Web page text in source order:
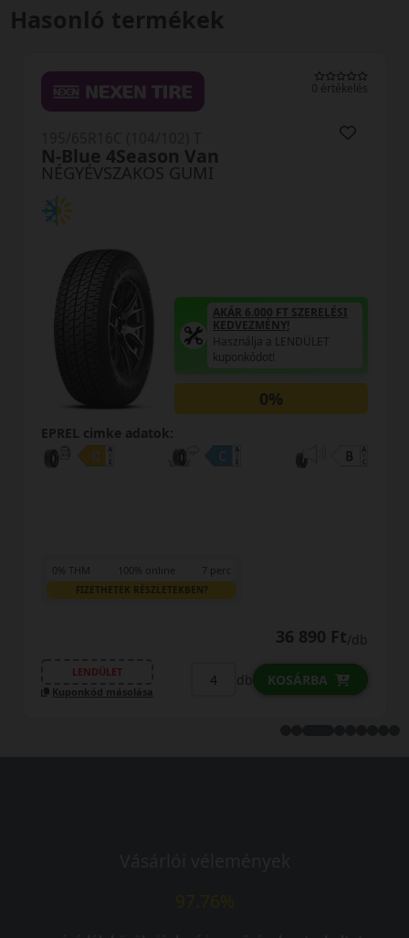
Hasonló termékek
0 értékelés
NÉGYÉVSZAKOS GUMI
N-Blue 4Season Van
AKÁR 6.000 FT SZERELÉSI
KEDVEZMÉNY!
Használja a LENDÜLET
kuponkódot!
0%
EPREL cimke adatok:
0% THM 100% online 7 perc
FIZETHETEK RÉSZLETEKBEN?
36 890 Ft/db
LENDÜLET
Kuponkód másolása
db KOSÁRBA